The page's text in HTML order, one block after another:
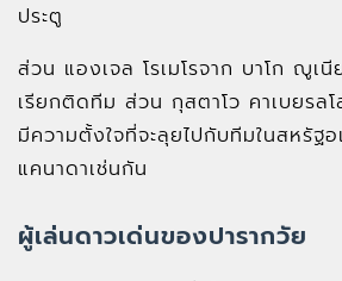
ประตู
ส่วน แองเจล โรเมโรจาก บาโก ญูเ
เรียกติดทีม ส่วน กุสตาโว คาเบยรล
มีความตั้งใจที่จะลุยไปกับทีมในสหรัฐอ
แคนาดาเช่นกัน
ผู้เล่นดาวเด่นของปารากวัย